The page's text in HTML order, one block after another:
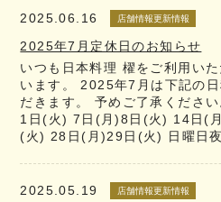
2025.06.16 店舗情報更新情報
2025年7月定休日のお知らせ
いつも日本料理 櫂をご利用い
います。 2025年7月は下記の
だきます。 予めご了承くださ
1日(火) 7日(月)8日(火) 14日(
(火) 28日(月)29日(火) 日曜日
2025.05.19 店舗情報更新情報